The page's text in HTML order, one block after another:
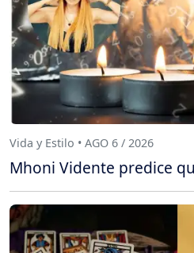
Vida y Estilo • AGO 6 / 2026
Mhoni Vidente predice